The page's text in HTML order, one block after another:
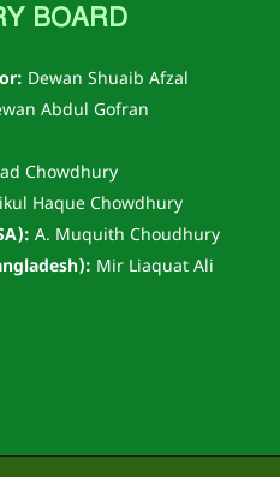
BOARD
Dewan Shuaib Afzal
Abdul Gofran
Chowdhury
Haque Chowdhury
A. Muquith Choudhury
Mir Liaquat Ali